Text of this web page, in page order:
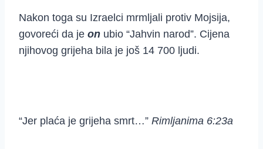
Nakon toga su Izraelci mrmljali protiv Mojsija,
govoreći da je on ubio “Jahvin narod”. Cijena
njihovog grijeha bila je još 14 700 ljudi.
“Jer plaća je grijeha smrt…” Rimljanima 6:23a